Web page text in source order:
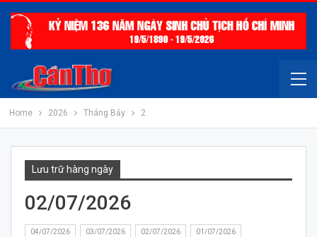
Home 2026 Tháng Bảy 2
Lưu trữ hàng ngày
02/07/2026
04/07/2026 03/07/2026 02/07/2026 01/07/2026